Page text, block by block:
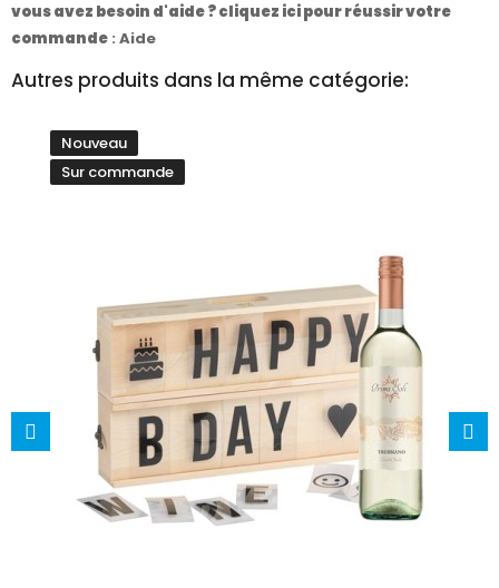
vous avez besoin d'aide ? cliquez ici pour réussir votre
commande : Aide
Autres produits dans la même catégorie:
Nouveau
Sur commande